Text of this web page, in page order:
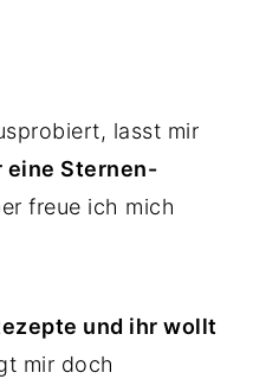
lasst mir
eine Sternen-
freue ich mich
und ihr wollt
mir doch